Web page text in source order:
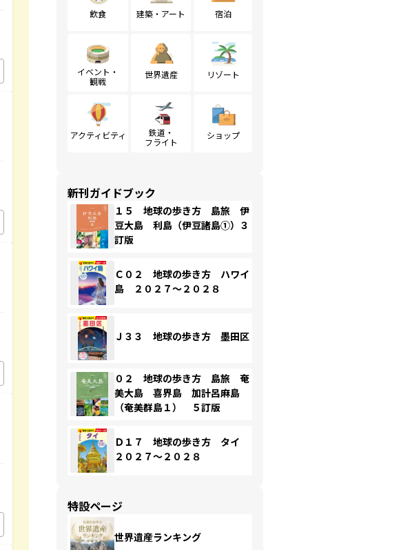
飲食 建築・アート 宿泊
イベント・
観戦
世界遺産 リゾート
アクティビティ
鉄道・
フライト
ショップ
新刊ガイドブック
１５ 地球の歩き方 島旅 伊
豆大島 利島（伊豆諸島①）３
訂版
Ｃ０２ 地球の歩き方 ハワイ
島 ２０２７～２０２８
Ｊ３３ 地球の歩き方 墨田区
０２ 地球の歩き方 島旅 奄
美大島 喜界島 加計呂麻島
（奄美群島１） ５訂版
Ｄ１７ 地球の歩き方 タイ
２０２７～２０２８
特設ページ
世界遺産ランキング